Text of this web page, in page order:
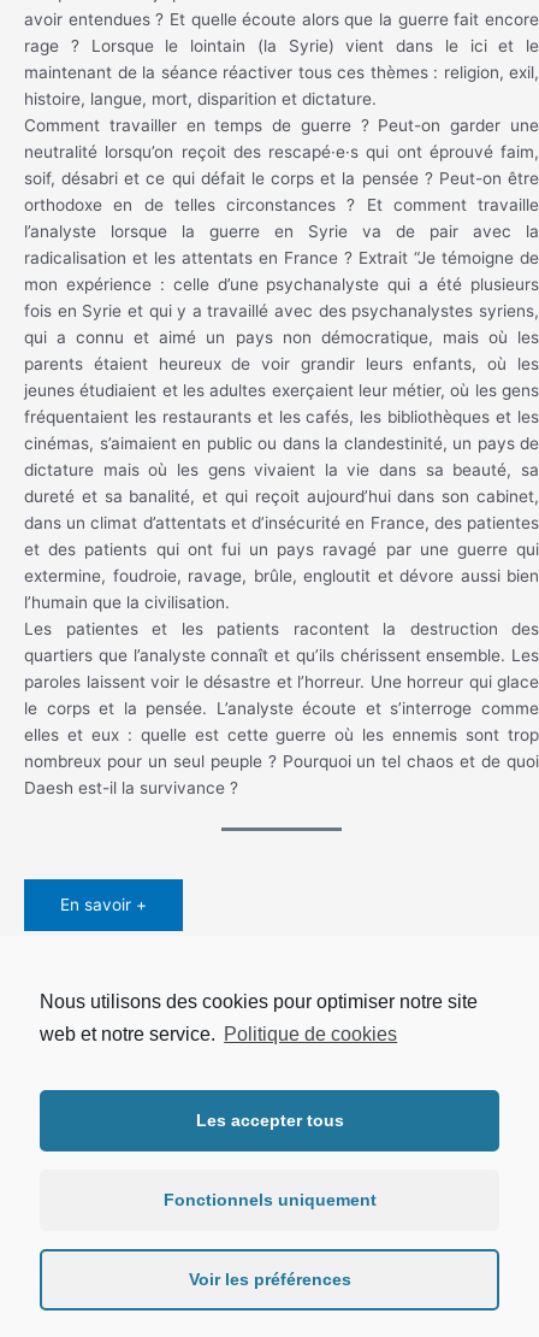
Nous utilisons des cookies pour optimiser notre site
web et notre service. Politique de cookies
Les accepter tous
Fonctionnels uniquement
Voir les préférences
avoir entendues ? Et quelle écoute alors que la guerre fait encore
rage ? Lorsque le lointain (la Syrie) vient dans le ici et le
maintenant de la séance réactiver tous ces thèmes : religion, exil,
histoire, langue, mort, disparition et dictature.
Comment travailler en temps de guerre ? Peut-on garder une
neutralité lorsqu’on reçoit des rescapé·e·s qui ont éprouvé faim,
soif, désabri et ce qui défait le corps et la pensée ? Peut-on être
orthodoxe en de telles circonstances ? Et comment travaille
l’analyste lorsque la guerre en Syrie va de pair avec la
radicalisation et les attentats en France ? Extrait “Je témoigne de
mon expérience : celle d’une psychanalyste qui a été plusieurs
fois en Syrie et qui y a travaillé avec des psychanalystes syriens,
qui a connu et aimé un pays non démocratique, mais où les
parents étaient heureux de voir grandir leurs enfants, où les
jeunes étudiaient et les adultes exerçaient leur métier, où les gens
fréquentaient les restaurants et les cafés, les bibliothèques et les
cinémas, s’aimaient en public ou dans la clandestinité, un pays de
dictature mais où les gens vivaient la vie dans sa beauté, sa
dureté et sa banalité, et qui reçoit aujourd’hui dans son cabinet,
dans un climat d’attentats et d’insécurité en France, des patientes
et des patients qui ont fui un pays ravagé par une guerre qui
extermine, foudroie, ravage, brûle, engloutit et dévore aussi bien
l’humain que la civilisation.
Les patientes et les patients racontent la destruction des
quartiers que l’analyste connaît et qu’ils chérissent ensemble. Les
paroles laissent voir le désastre et l’horreur. Une horreur qui glace
le corps et la pensée. L’analyste écoute et s’interroge comme
elles et eux : quelle est cette guerre où les ennemis sont trop
nombreux pour un seul peuple ? Pourquoi un tel chaos et de quoi
Daesh est-il la survivance ?
En savoir +
Project précédent Project suivant
Copyright © 2026 UTRPP |Mentions légales|Protection des
données personnelles